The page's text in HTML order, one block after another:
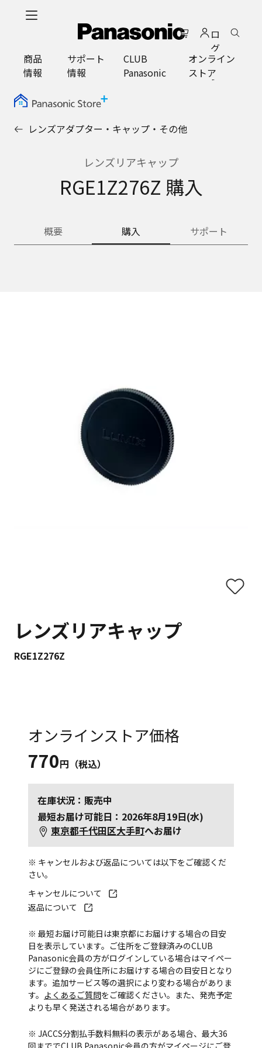
ロ
グ
イ
ン
商品
情報
サポート
情報
CLUB
Panasonic
オンライン
ストア
レンズアダプター・キャップ・その他
レンズリアキャップ
RGE1Z276Z 購入
概要 購入 サポート
レンズリアキャップ
RGE1Z276Z
オンラインストア価格
770円（税込）
在庫状況：販売中
最短お届け可能日：2026年8月19日(水)
東京都千代田区大手町へお届け
※ キャンセルおよび返品については以下をご確認くだ
さい。
キャンセルについて
返品について
※ 最短お届け可能日は東京都にお届けする場合の目安
日を表示しています。ご住所をご登録済みのCLUB
Panasonic会員の方がログインしている場合はマイペー
ジにご登録の会員住所にお届けする場合の目安日となり
ます。追加サービス等の選択により変わる場合がありま
す。 よくあるご質問をご確認ください。また、発売予定
よりも早く発送される場合があります。
※ JACCS分割払手数料無料の表示がある場合、最大36
回まででCLUB Panasonic会員の方がマイページにご登